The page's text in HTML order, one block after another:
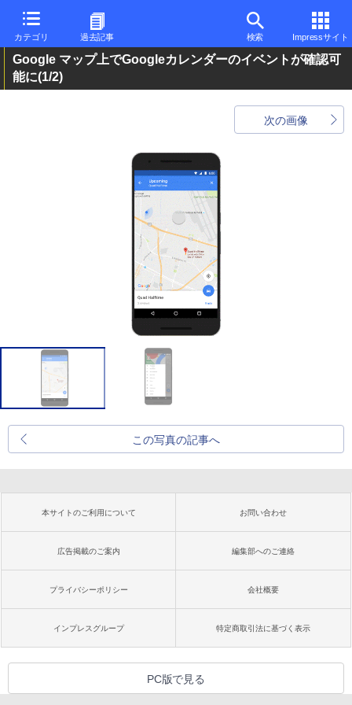
カテゴリ 過去記事 検索 Impressサイト
Google マップ上でGoogleカレンダーのイベントが確認可
能に(1/2)
次の画像
この写真の記事へ
本サイトのご利用について お問い合わせ
広告掲載のご案内 編集部へのご連絡
プライバシーポリシー 会社概要
インプレスグループ 特定商取引法に基づく表示
PC版で見る